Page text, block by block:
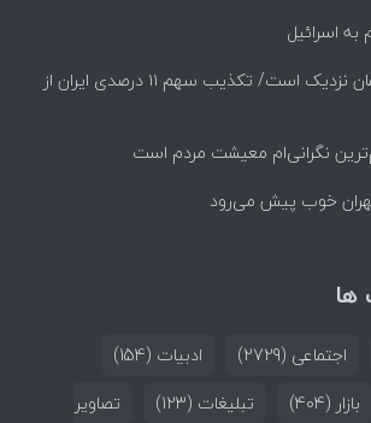
به اسرائیل
عراقچی: توافق با عمان نزدیک است/ تکذیب سهم ۱۱ درصدی ایران از
نگرانی‌ام معیشت مردم است
خوب پیش می‌رود
اجتماعی (2729) ادبیات (154)
بازار (404) تبلیغات (123)
تصاویر